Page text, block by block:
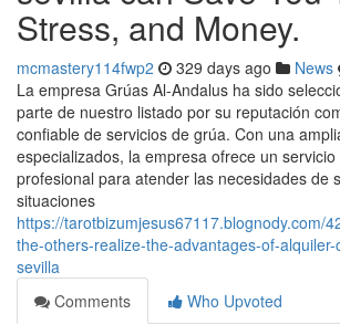
Stress, and Money.
mcmastery114fwp2 329 days ago News
La empresa Grúas Al-Andalus ha sido
parte de nuestro listado por su reputación
confiable de servicios de grúa. Con una
especializados, la empresa ofrece un
profesional para atender las necesidades de
situaciones
https://tarotbizumjesus67117.blognody.com/
the-others-realize-the-advantages-of-
sevilla
Comments
Who Upvoted